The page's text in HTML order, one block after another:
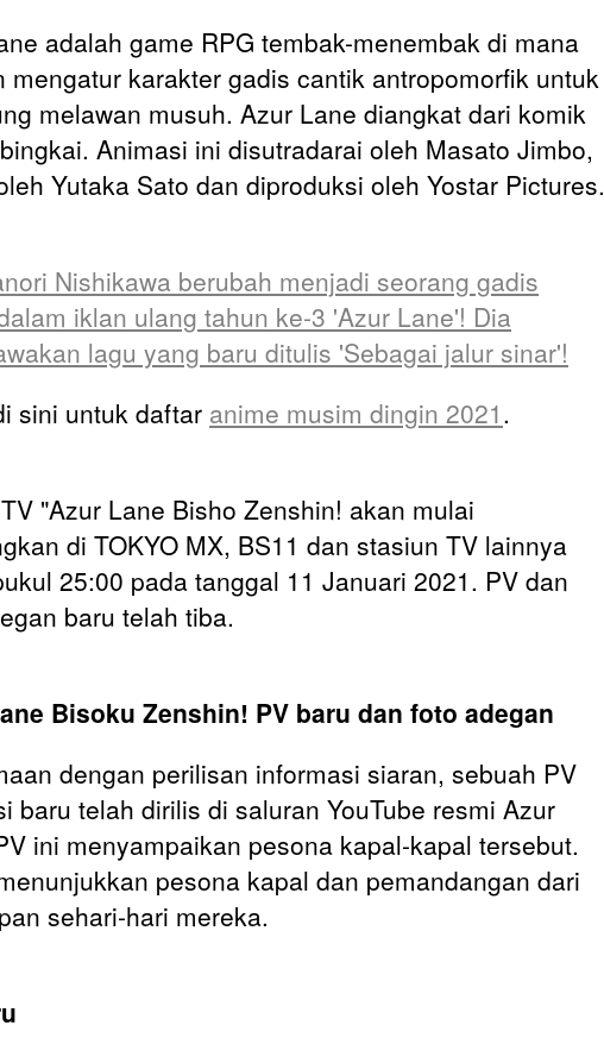
adalah game RPG tembak-menembak di mana
mengatur karakter gadis cantik antropomorfik untuk
melawan musuh. Azur Lane diangkat dari komik
Animasi ini disutradarai oleh Masato Jimbo,
Yutaka Sato dan diproduksi oleh Yostar Pictures.
Nishikawa berubah menjadi seorang gadis
iklan ulang tahun ke-3 'Azur Lane'! Dia
lagu yang baru ditulis 'Sebagai jalur sinar'!
sini untuk daftar anime musim dingin 2021.
"Azur Lane Bisho Zenshin! akan mulai
di TOKYO MX, BS11 dan stasiun TV lainnya
25:00 pada tanggal 11 Januari 2021. PV dan
baru telah tiba.
Bisoku Zenshin! PV baru dan foto adegan
dengan perilisan informasi siaran, sebuah PV
baru telah dirilis di saluran YouTube resmi Azur
ini menyampaikan pesona kapal-kapal tersebut.
pesona kapal dan pemandangan dari
sehari-hari mereka.